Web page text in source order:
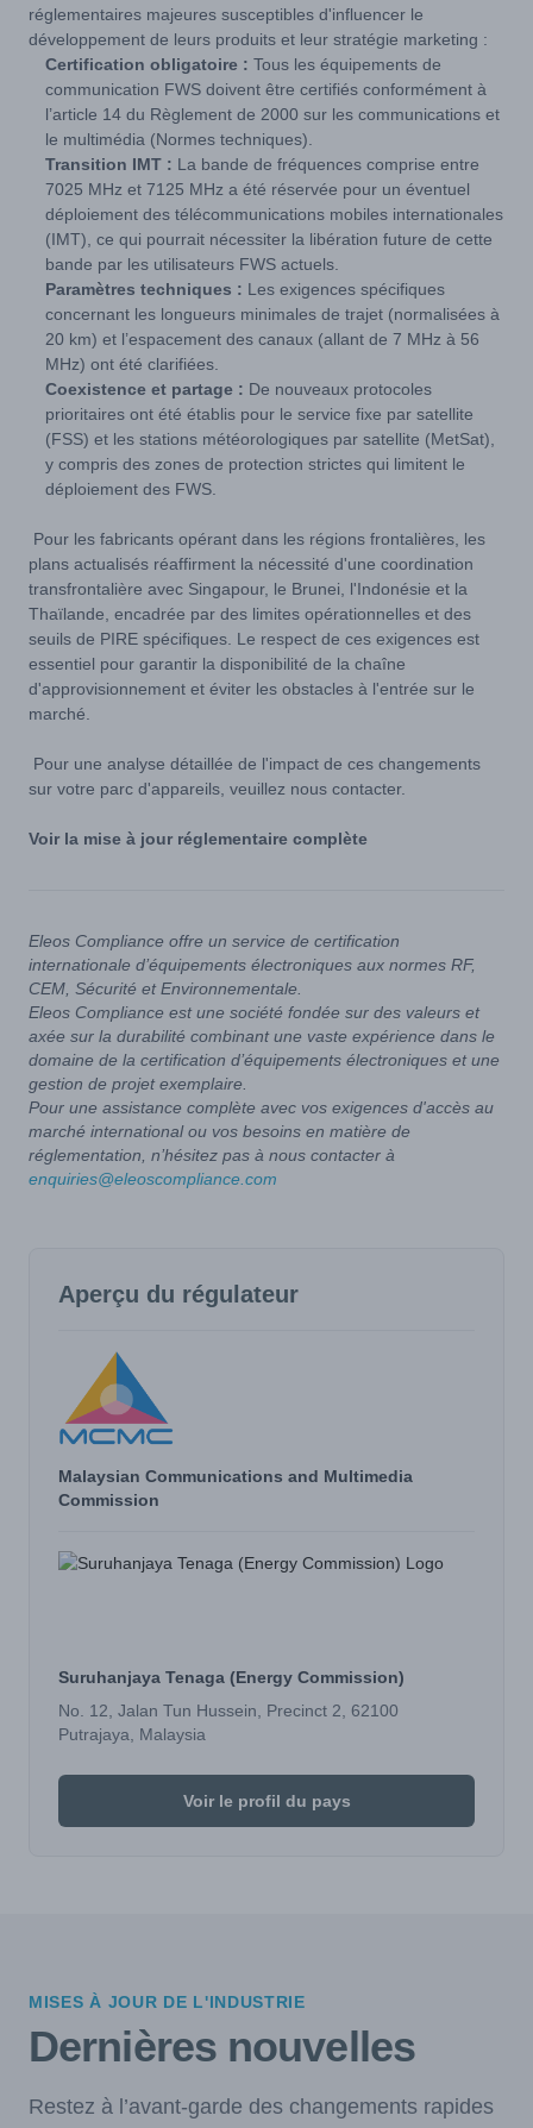
réglementaires majeures susceptibles d'influencer le
développement de leurs produits et leur stratégie marketing :
Certification obligatoire : Tous les équipements de
communication FWS doivent être certifiés conformément à
l’article 14 du Règlement de 2000 sur les communications et
le multimédia (Normes techniques).
Transition IMT : La bande de fréquences comprise entre
7025 MHz et 7125 MHz a été réservée pour un éventuel
déploiement des télécommunications mobiles internationales
(IMT), ce qui pourrait nécessiter la libération future de cette
bande par les utilisateurs FWS actuels.
Paramètres techniques : Les exigences spécifiques
concernant les longueurs minimales de trajet (normalisées à
20 km) et l’espacement des canaux (allant de 7 MHz à 56
MHz) ont été clarifiées.
Coexistence et partage : De nouveaux protocoles
prioritaires ont été établis pour le service fixe par satellite
(FSS) et les stations météorologiques par satellite (MetSat),
y compris des zones de protection strictes qui limitent le
déploiement des FWS.
Pour les fabricants opérant dans les régions frontalières, les
plans actualisés réaffirment la nécessité d'une coordination
transfrontalière avec Singapour, le Brunei, l'Indonésie et la
Thaïlande, encadrée par des limites opérationnelles et des
seuils de PIRE spécifiques. Le respect de ces exigences est
essentiel pour garantir la disponibilité de la chaîne
d'approvisionnement et éviter les obstacles à l'entrée sur le
marché.
Pour une analyse détaillée de l'impact de ces changements
sur votre parc d'appareils, veuillez nous contacter.
Voir la mise à jour réglementaire complète
Eleos Compliance offre un service de certification
internationale d’équipements électroniques aux normes RF,
CEM, Sécurité et Environnementale.
Eleos Compliance est une société fondée sur des valeurs et
axée sur la durabilité combinant une vaste expérience dans le
domaine de la certification d’équipements électroniques et une
gestion de projet exemplaire.
Pour une assistance complète avec vos exigences d'accès au
marché international ou vos besoins en matière de
réglementation, n’hésitez pas à nous contacter à
enquiries@eleoscompliance.com
Aperçu du régulateur
Malaysian Communications and Multimedia
Commission
Suruhanjaya Tenaga (Energy Commission)
No. 12, Jalan Tun Hussein, Precinct 2, 62100
Putrajaya, Malaysia
Voir le profil du pays
MISES À JOUR DE L'INDUSTRIE
Dernières nouvelles
Restez à l’avant-garde des changements rapides